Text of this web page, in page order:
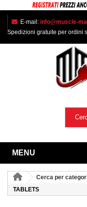
E-mail: info@muscle-
Spedizioni gratuite per ordini
MENU
Cerca per
TABLETS